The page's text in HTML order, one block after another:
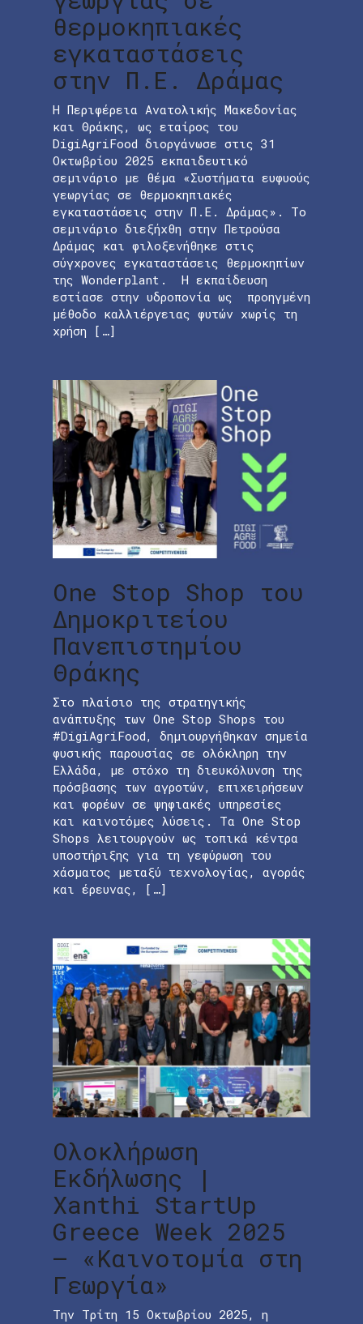
θερμοκηπιακές
εγκαταστάσεις
στην Π.Ε. Δράμας
Η Περιφέρεια Ανατολικής Μακεδονίας
και Θράκης, ως εταίρος του
DigiAgriFood διοργάνωσε στις 31
Οκτωβρίου 2025 εκπαιδευτικό
σεμινάριο με θέμα «Συστήματα ευφυούς
γεωργίας σε θερμοκηπιακές
εγκαταστάσεις στην Π.Ε. Δράμας». Το
σεμινάριο διεξήχθη στην Πετρούσα
Δράμας και φιλοξενήθηκε στις
σύγχρονες εγκαταστάσεις θερμοκηπίων
της Wonderplant. Η εκπαίδευση
εστίασε στην υδροπονία ως προηγμένη
μέθοδο καλλιέργειας φυτών χωρίς τη
χρήση […]
One Stop Shop του
Δημοκριτείου
Πανεπιστημίου
Θράκης
Στο πλαίσιο της στρατηγικής
ανάπτυξης των One Stop Shops του
#DigiAgriFood, δημιουργήθηκαν σημεία
φυσικής παρουσίας σε ολόκληρη την
Ελλάδα, με στόχο τη διευκόλυνση της
πρόσβασης των αγροτών, επιχειρήσεων
και φορέων σε ψηφιακές υπηρεσίες
και καινοτόμες λύσεις. Τα One Stop
Shops λειτουργούν ως τοπικά κέντρα
υποστήριξης για τη γεφύρωση του
χάσματος μεταξύ τεχνολογίας, αγοράς
και έρευνας, […]
Ολοκλήρωση
Εκδήλωσης |
Xanthi StartUp
Greece Week 2025
– «Καινοτομία στη
Γεωργία»
Την Τρίτη 15 Οκτωβρίου 2025, η